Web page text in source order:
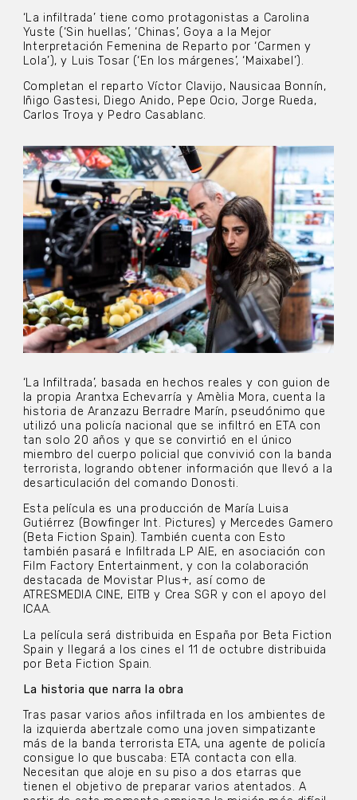
‘La infiltrada’ tiene como protagonistas a Carolina
Yuste (‘Sin huellas’, ‘Chinas’, Goya a la Mejor
Interpretación Femenina de Reparto por ‘Carmen y
Lola’), y Luis Tosar (‘En los márgenes’, ‘Maixabel’).
Completan el reparto Víctor Clavijo, Nausicaa Bonnín,
Iñigo Gastesi, Diego Anido, Pepe Ocio, Jorge Rueda,
Carlos Troya y Pedro Casablanc.
‘La Infiltrada’, basada en hechos reales y con guion de
la propia Arantxa Echevarría y Amèlia Mora, cuenta la
historia de Aranzazu Berradre Marín, pseudónimo que
utilizó una policía nacional que se infiltró en ETA con
tan solo 20 años y que se convirtió en el único
miembro del cuerpo policial que convivió con la banda
terrorista, logrando obtener información que llevó a la
desarticulación del comando Donosti.
Esta película es una producción de María Luisa
Gutiérrez (Bowfinger Int. Pictures) y Mercedes Gamero
(Beta Fiction Spain). También cuenta con Esto
también pasará e Infiltrada LP AIE, en asociación con
Film Factory Entertainment, y con la colaboración
destacada de Movistar Plus+, así como de
ATRESMEDIA CINE, EITB y Crea SGR y con el apoyo del
ICAA.
La película será distribuida en España por Beta Fiction
Spain y llegará a los cines el 11 de octubre distribuida
por Beta Fiction Spain.
La historia que narra la obra
Tras pasar varios años infiltrada en los ambientes de
la izquierda abertzale como una joven simpatizante
más de la banda terrorista ETA, una agente de policía
consigue lo que buscaba: ETA contacta con ella.
Necesitan que aloje en su piso a dos etarras que
tienen el objetivo de preparar varios atentados. A